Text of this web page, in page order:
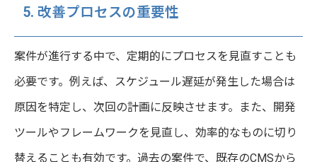
5. 改善プロセスの重要性
案件が進行する中で、定期的にプロセスを見直すことも
必要です。例えば、スケジュール遅延が発生した場合は
原因を特定し、次回の計画に反映させます。また、開発
ツールやフレームワークを見直し、効率的なものに切り
替えることも有効です。過去の案件で、既存のCMSから